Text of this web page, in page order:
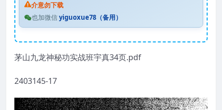
介意勿下载
也加微信yiguoxue78（备用）
茅山九龙神秘功实战班宇真34页.pdf
2403145-17